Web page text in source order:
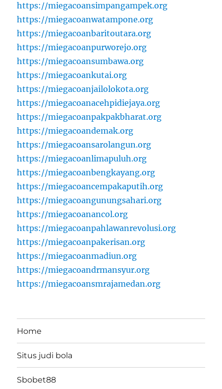
https://miegacoansimpangampek.org
https://miegacoanwatampone.org
https://miegacoanbaritoutara.org
https://miegacoanpurworejo.org
https://miegacoansumbawa.org
https://miegacoankutai.org
https://miegacoanjailolokota.org
https://miegacoanacehpidiejaya.org
https://miegacoanpakpakbharat.org
https://miegacoandemak.org
https://miegacoansarolangun.org
https://miegacoanlimapuluh.org
https://miegacoanbengkayang.org
https://miegacoancempakaputih.org
https://miegacoangunungsahari.org
https://miegacoanancol.org
https://miegacoanpahlawanrevolusi.org
https://miegacoanpakerisan.org
https://miegacoanmadiun.org
https://miegacoandrmansyur.org
https://miegacoansmrajamedan.org
Home
Situs judi bola
Sbobet88